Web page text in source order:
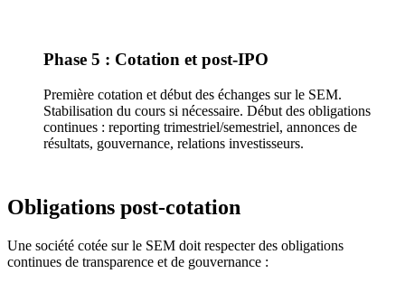
Phase 5 : Cotation et post-IPO
Première cotation et début des échanges sur le SEM.
Stabilisation du cours si nécessaire. Début des obligations
continues : reporting trimestriel/semestriel, annonces de
résultats, gouvernance, relations investisseurs.
Obligations post-cotation
Une société cotée sur le SEM doit respecter des obligations
continues de transparence et de gouvernance :